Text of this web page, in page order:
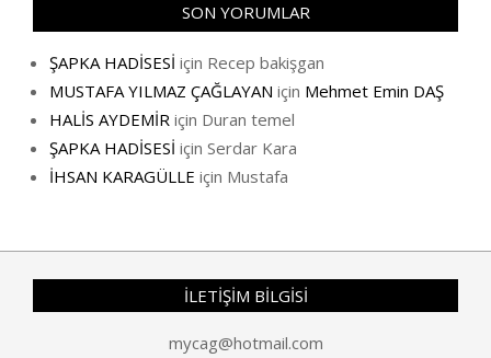
SON YORUMLAR
ŞAPKA HADİSESİ için Recep bakişgan
MUSTAFA YILMAZ ÇAĞLAYAN için Mehmet Emin DAŞ
HALİS AYDEMİR için Duran temel
ŞAPKA HADİSESİ için Serdar Kara
İHSAN KARAGÜLLE için Mustafa
İLETİŞİM BİLGİSİ
mycag@hotmail.com